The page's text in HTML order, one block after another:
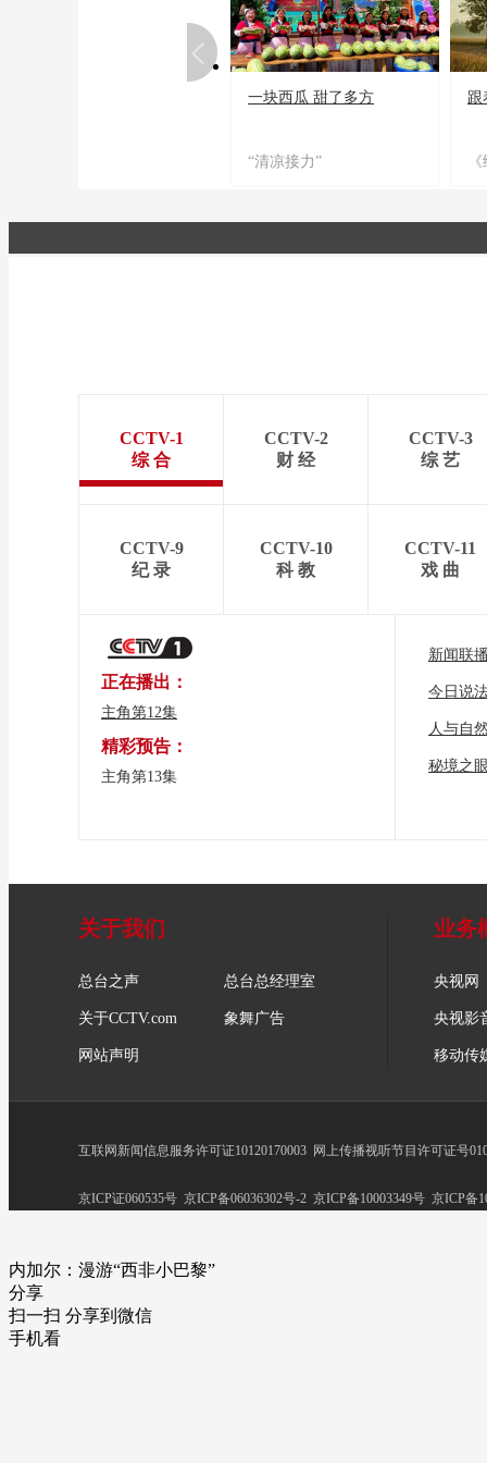
一块西瓜 甜了多方
“清凉接力”
跟
CCTV-1
综 合
CCTV-2
财 经
CCTV-3
综 艺
CCTV-9
纪 录
CCTV-10
科 教
CCTV-11
戏 曲
正在播出：
主角第12集
精彩预告：
主角第13集
新闻联
今日说
人与自
秘境之
关于我们
总台之声 总台总经理室
关于CCTV.com 象舞广告
网站声明
业务
央视网
央视影
移动传
互联网新闻信息服务许可证10120170003 网上传播视听节目许可证号
京ICP证060535号 京ICP备06036302号-2 京ICP备10003349号 京ICP备
内加尔：漫游“西非小巴黎”
分享
扫一扫 分享到微信
手机看